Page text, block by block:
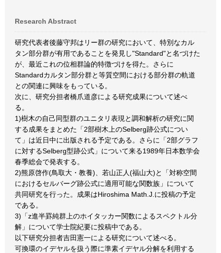
Research Abstract
研究代表者後藤守邦はリー群の研究において、特別なカル
タン部分群が有用であることを発見し"Standard"と名づけた
が、最近これの位相群論的特徴づけを得た。さらに
Standardカルタン部分群と等質空間における部分群の軌道
との関連に興味をもっている。
次に、研究分担者橋爪道彦による研究成果について述べ
る。
1)樹木の自己同型群のユニタリ表現と調和解析の研究に関
する成果をまとめた「2部樹木上のSelberg跡公式につい
て」は近日中に出版される予定である。さらに「2部グラフ
に対するSelberg型跡公式」について来る1989年日本数学会
春季総会で発表する。
2)熊原啓作(鳥取大・教養)、若山正人(福山大)と「対称空間
におけるセルバーグ跡公式に適用可能な関数族」について
共同研究を行った。成果はHiroshima Math.J.に投稿の予定
である。
3)「z進半罫純群上のホイタッカー関数によるスペクトル分
解」について学士院紀要に投稿中である。
以下研究分担者吉田憲一による研究について述べる。
可換環のイデヤルを扱う際に準素イデヤル分解を利用する